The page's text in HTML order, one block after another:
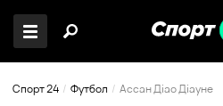
Спорт 24 Футбол Ассан Діао Діауне